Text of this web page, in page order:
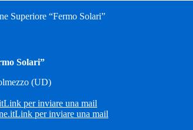
Superiore “Fermo Solari”
Solari”
(UD)
Link per inviare una mail
Link per inviare una mail